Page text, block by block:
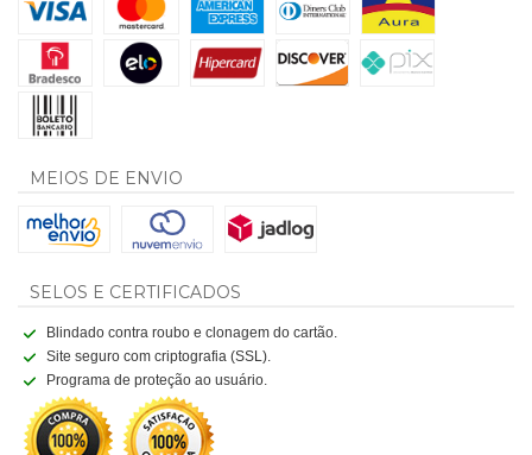
MEIOS DE ENVIO
SELOS E CERTIFICADOS
Blindado contra roubo e clonagem do cartão.
Site seguro com criptografia (SSL).
Programa de proteção ao usuário.